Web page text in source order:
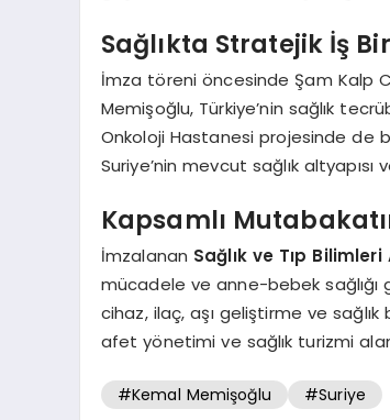
Sağlıkta Stratejik İş
İmza töreni öncesinde Şam Kalp
Memişoğlu, Türkiye’nin sağlık
Onkoloji Hastanesi projesinde de
Suriye’nin mevcut sağlık
Kapsamlı
İmzalanan Sağlık ve Tıp
mücadele ve anne-bebek sağlığı
cihaz, ilaç, aşı geliştirme ve sağlık
afet yönetimi ve sağlık turizmi
#Kemal Memişoğlu #Suriye